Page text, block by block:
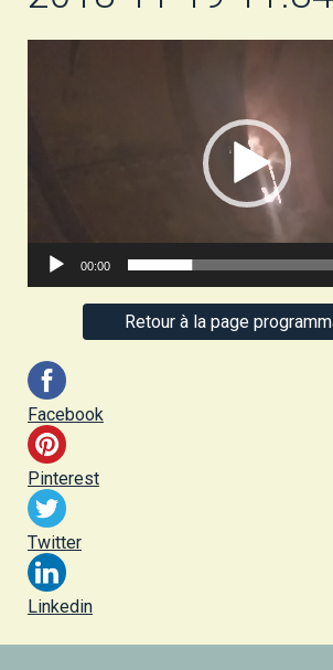
00:00
Retour à la page
Facebook
Pinterest
Twitter
Linkedin